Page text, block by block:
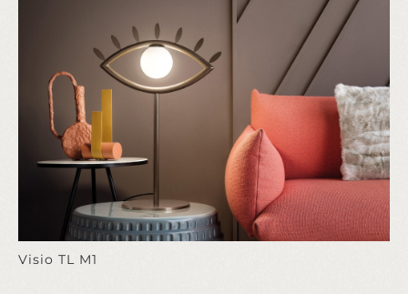
Visio TL M1